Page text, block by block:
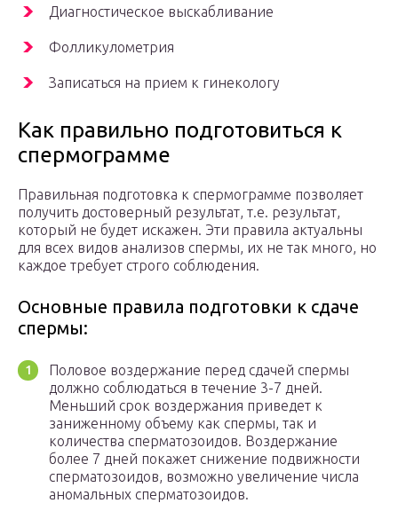
Диагностическое выскабливание
Фолликулометрия
Записаться на прием к гинекологу
Как правильно подготовиться к
спермограмме
Правильная подготовка к спермограмме позволяет
получить достоверный результат, т.е. результат,
который не будет искажен. Эти правила актуальны
для всех видов анализов спермы, их не так много, но
каждое требует строго соблюдения.
Основные правила подготовки к сдаче
спермы:
Половое воздержание перед сдачей спермы
должно соблюдаться в течение 3-7 дней.
Меньший срок воздержания приведет к
заниженному объему как спермы, так и
количества сперматозоидов. Воздержание
более 7 дней покажет снижение подвижности
сперматозоидов, возможно увеличение числа
аномальных сперматозоидов.